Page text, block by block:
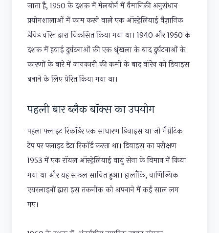
जाता है, 1950 के दशक में मेलबोर्न में वैमानिकी अनुसंधान
प्रयोगशालाओं में काम करने वाले एक ऑस्ट्रेलियाई वैज्ञानिक
डेविड वॉरेन द्वारा विकसित किया गया था। 1940 और 1950 के
दशक में हवाई दुर्घटनाओं की एक श्रृंखला के बाद दुर्घटनाओं के
कारणों के बारे में जानकारी की कमी के बाद वॉरेन को डिवाइस
बनाने के लिए प्रेरित किया गया था।
पहली बार ब्लैक बॉक्स का उपयोग
पहला फ्लाइट रिकॉर्डर एक साधारण डिवाइस था जो मैग्नेटिक
टेप पर फ्लाइट डेटा रिकॉर्ड करता था। डिवाइस का परीक्षण
1953 में एक रॉयल ऑस्ट्रेलियाई वायु सेना के विमान में किया
गया था और यह सफल साबित हुआ। हालाँकि, वाणिज्यिक
एयरलाइनों द्वारा इस तकनीक को अपनाने में कई साल लग
गए।